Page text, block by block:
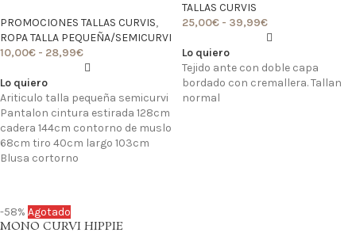
PROMOCIONES TALLAS CURVIS,
ROPA TALLA PEQUEÑA/SEMICURVI
10,00€ - 28,99€
Lo quiero
Ariticulo talla pequeña semicurvi
Pantalon cintura estirada 128cm
cadera 144cm contorno de muslo
68cm tiro 40cm largo 103cm
Blusa cortorno
TALLAS CURVIS
25,00€ - 39,99€
Lo quiero
Tejido ante con doble capa
bordado con cremallera. Tallan
normal
-58% Agotado
MONO CURVI HIPPIE